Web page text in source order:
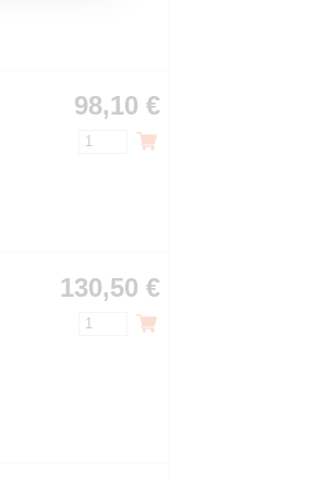
98,10 €
130,50 €